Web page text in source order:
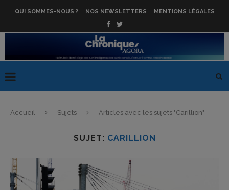
QUI SOMMES-NOUS ? NOS NEWSLETTERS MENTIONS LÉGALES
Accueil Sujets Articles avec les sujets "Carillion"
SUJET: CARILLION